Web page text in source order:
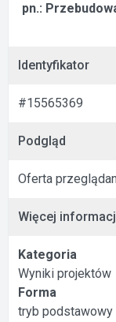
pn.:
Identyfikator
#15565369
Podgląd
Oferta
Więcej
Kategoria
Wyniki projektów
Forma
tryb podstawowy